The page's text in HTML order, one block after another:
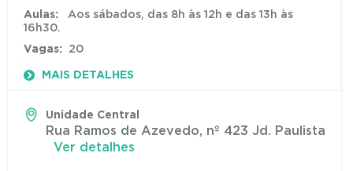
Aulas:
Aos sábados, das 8h às 12h e das 13h às
16h30.
Vagas:
20
MAIS DETALHES
Unidade Central
Rua Ramos de Azevedo, nº 423 Jd. Paulista
Ver detalhes